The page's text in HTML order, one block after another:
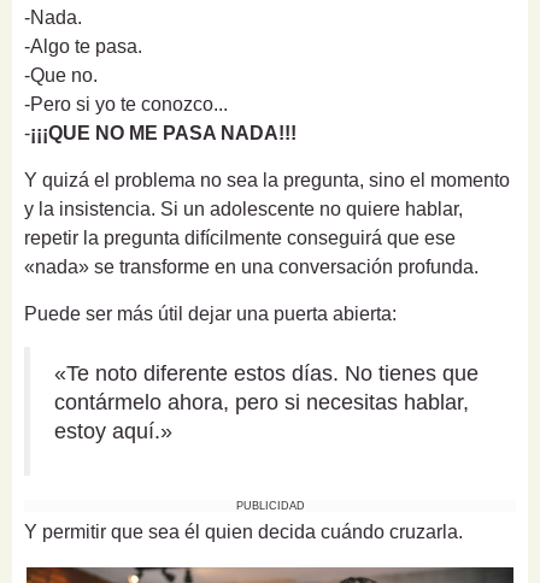
-Nada.
-Algo te pasa.
-Que no.
-Pero si yo te conozco...
-¡¡¡QUE NO ME PASA NADA!!!
Y quizá el problema no sea la pregunta, sino el momento
y la insistencia. Si un adolescente no quiere hablar,
repetir la pregunta difícilmente conseguirá que ese
«nada» se transforme en una conversación profunda.
Puede ser más útil dejar una puerta abierta:
«Te noto diferente estos días. No tienes que
contármelo ahora, pero si necesitas hablar,
estoy aquí.»
PUBLICIDAD
Y permitir que sea él quien decida cuándo cruzarla.